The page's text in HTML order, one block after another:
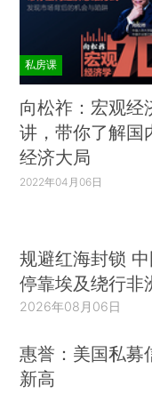
私房课
向松祚：宏观经
讲，带你了解国
经济大局
2022年04月06日
规避红海封锁
停靠埃及绕行非
2026年08月06日
惠誉：美国私募
新高